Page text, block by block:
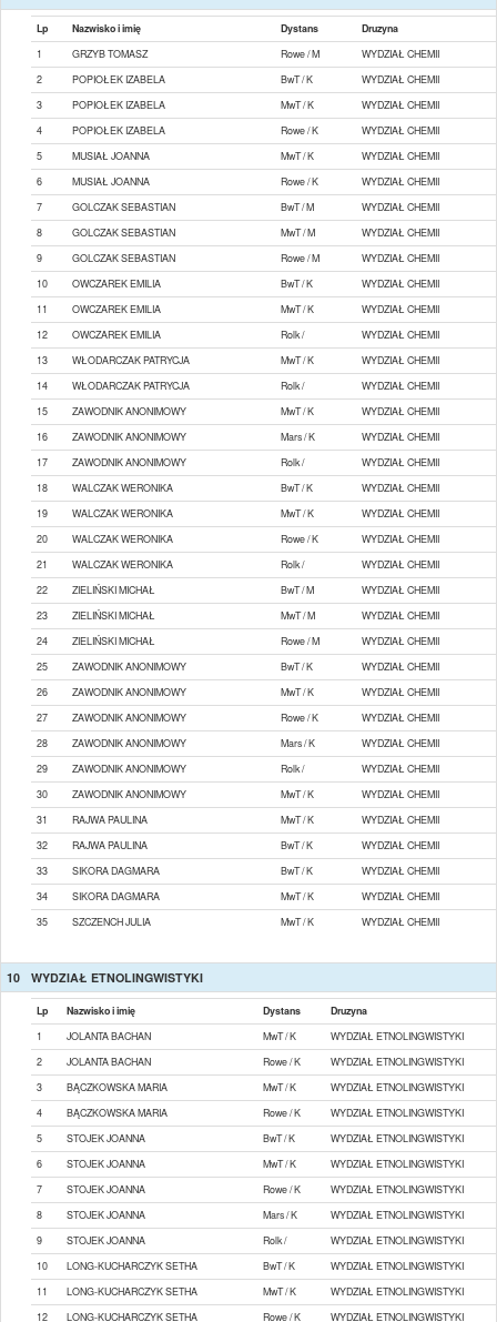
Lp Nazwisko i imię Dystans
Druzyna
1
GRZYB TOMASZ Rowe / M
WYDZIAŁ CHEMII
2
POPIOŁEK IZABELA BwT / K
WYDZIAŁ CHEMII
3
POPIOŁEK IZABELA MwT / K
WYDZIAŁ CHEMII
4
POPIOŁEK IZABELA Rowe / K
WYDZIAŁ CHEMII
5
MUSIAŁ JOANNA MwT / K
WYDZIAŁ CHEMII
6
MUSIAŁ JOANNA Rowe / K
WYDZIAŁ CHEMII
7
GOLCZAK SEBASTIAN BwT / M
WYDZIAŁ CHEMII
8
GOLCZAK SEBASTIAN MwT / M
WYDZIAŁ CHEMII
9
GOLCZAK SEBASTIAN Rowe / M
WYDZIAŁ CHEMII
10
OWCZAREK EMILIA BwT / K
WYDZIAŁ CHEMII
11
OWCZAREK EMILIA MwT / K
WYDZIAŁ CHEMII
12
OWCZAREK EMILIA Rolk /
WYDZIAŁ CHEMII
13
WŁODARCZAK PATRYCJA MwT / K
WYDZIAŁ CHEMII
14
WŁODARCZAK PATRYCJA Rolk /
WYDZIAŁ CHEMII
15
ZAWODNIK ANONIMOWY MwT / K
WYDZIAŁ CHEMII
16
ZAWODNIK ANONIMOWY Mars / K
WYDZIAŁ CHEMII
17
ZAWODNIK ANONIMOWY Rolk /
WYDZIAŁ CHEMII
18
WALCZAK WERONIKA BwT / K
WYDZIAŁ CHEMII
19
WALCZAK WERONIKA MwT / K
WYDZIAŁ CHEMII
20
WALCZAK WERONIKA Rowe / K
WYDZIAŁ CHEMII
21
WALCZAK WERONIKA Rolk /
WYDZIAŁ CHEMII
22
ZIELIŃSKI MICHAŁ BwT / M
WYDZIAŁ CHEMII
23
ZIELIŃSKI MICHAŁ MwT / M
WYDZIAŁ CHEMII
24
ZIELIŃSKI MICHAŁ Rowe / M
WYDZIAŁ CHEMII
25
ZAWODNIK ANONIMOWY BwT / K
WYDZIAŁ CHEMII
26
ZAWODNIK ANONIMOWY MwT / K
WYDZIAŁ CHEMII
27
ZAWODNIK ANONIMOWY Rowe / K
WYDZIAŁ CHEMII
28
ZAWODNIK ANONIMOWY Mars / K
WYDZIAŁ CHEMII
29
ZAWODNIK ANONIMOWY Rolk /
WYDZIAŁ CHEMII
30
ZAWODNIK ANONIMOWY MwT / K
WYDZIAŁ CHEMII
31
RAJWA PAULINA MwT / K
WYDZIAŁ CHEMII
32
RAJWA PAULINA BwT / K
WYDZIAŁ CHEMII
33
SIKORA DAGMARA BwT / K
WYDZIAŁ CHEMII
34
SIKORA DAGMARA MwT / K
WYDZIAŁ CHEMII
35
SZCZENCH JULIA MwT / K WYDZIAŁ CHEMII
10 WYDZIAŁ ETNOLINGWISTYKI
Lp Nazwisko i imię Dystans
Druzyna
1
JOLANTA BACHAN MwT / K
WYDZIAŁ ETNOLINGWISTYKI
2
JOLANTA BACHAN Rowe / K
WYDZIAŁ ETNOLINGWISTYKI
3
BĄCZKOWSKA MARIA MwT / K
WYDZIAŁ ETNOLINGWISTYKI
4
BĄCZKOWSKA MARIA Rowe / K
WYDZIAŁ ETNOLINGWISTYKI
5
STOJEK JOANNA BwT / K
WYDZIAŁ ETNOLINGWISTYKI
6
STOJEK JOANNA MwT / K
WYDZIAŁ ETNOLINGWISTYKI
7
STOJEK JOANNA Rowe / K
WYDZIAŁ ETNOLINGWISTYKI
8
STOJEK JOANNA Mars / K
WYDZIAŁ ETNOLINGWISTYKI
9
STOJEK JOANNA Rolk /
WYDZIAŁ ETNOLINGWISTYKI
10
LONG-KUCHARCZYK SETHA BwT / K
WYDZIAŁ ETNOLINGWISTYKI
11
LONG-KUCHARCZYK SETHA MwT / K
WYDZIAŁ ETNOLINGWISTYKI
12
LONG-KUCHARCZYK SETHA Rowe / K
WYDZIAŁ ETNOLINGWISTYKI